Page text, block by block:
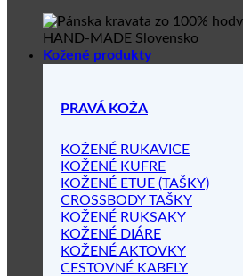
Kožené produkty
PRAVÁ KOŽA
KOŽENÉ RUKAVICE
KOŽENÉ KUFRE
KOŽENÉ ETUE (TAŠKY)
CROSSBODY TAŠKY
KOŽENÉ RUKSAKY
KOŽENÉ DIÁRE
KOŽENÉ AKTOVKY
CESTOVNÉ KABELY